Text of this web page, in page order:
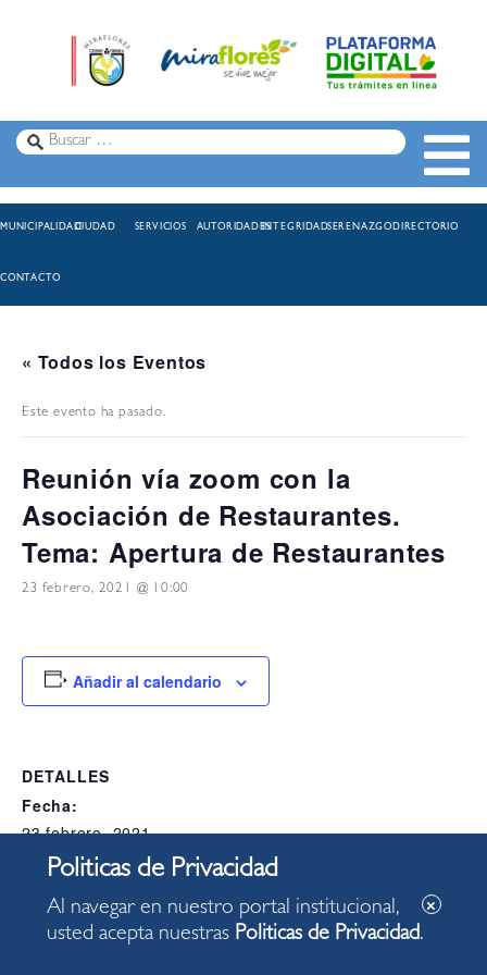
MUNICIPALIDADCIUDAD SERVICIOS AUTORIDADESINTEGRIDADSERENAZGODIRECTORIO
CONTACTO
« Todos los Eventos
Este evento ha pasado.
Reunión vía zoom con la
Asociación de Restaurantes.
Tema: Apertura de Restaurantes
23 febrero, 2021 @ 10:00
Añadir al calendario
DETALLES
Fecha:
23 febrero, 2021
Hora:
Categoría del Evento:
Alcaldia
Al navegar en nuestro portal institucional,
usted acepta nuestras Politicas de Privacidad.